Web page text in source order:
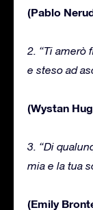
(Pablo
2. “Ti amerò
e steso ad
(Wystan
3. “Di
mia e la tua
(Emily